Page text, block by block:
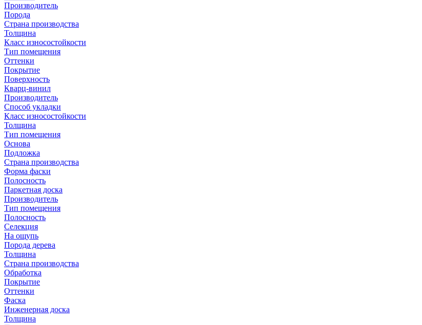
Производитель
Порода
Страна производства
Толщина
Класс износостойкости
Тип помещения
Оттенки
Покрытие
Поверхность
Кварц-винил
Производитель
Способ укладки
Класс износостойкости
Толщина
Тип помещения
Основа
Подложка
Страна производства
Форма фаски
Полосность
Паркетная доска
Производитель
Тип помещения
Полосность
Селекция
На ощупь
Порода дерева
Толщина
Страна производства
Обработка
Покрытие
Оттенки
Фаска
Инженерная доска
Толщина